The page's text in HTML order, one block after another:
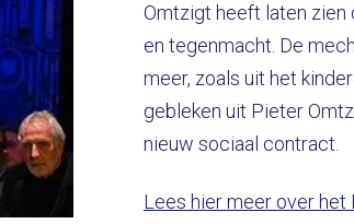
Omtzigt heeft laten zien
en tegenmacht. De
meer, zoals uit het
gebleken uit Pieter
nieuw sociaal contract.
Lees hier meer over